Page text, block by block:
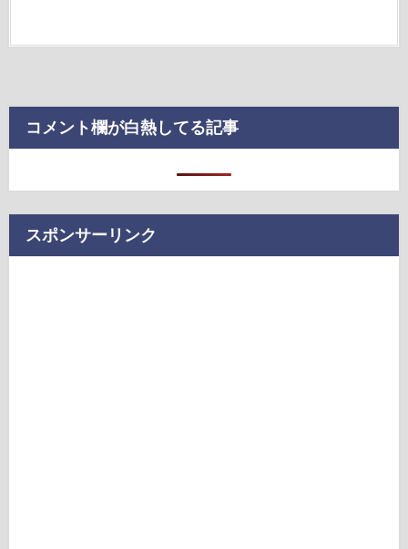
コメント欄が白熱してる記事
スポンサーリンク